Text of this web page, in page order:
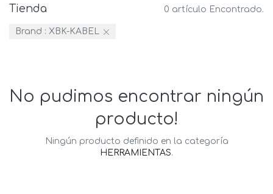
Tienda 0 artículo Encontrado.
Brand : XBK-KABEL
No pudimos encontrar ningún
producto!
Ningún producto definido en la categoría
HERRAMIENTAS.